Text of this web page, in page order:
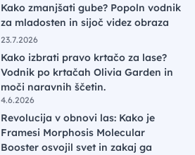
Kako zmanjšati gube? Popoln vodnik
za mladosten in sijoč videz obraza
23.7.2026
Kako izbrati pravo krtačo za lase?
Vodnik po krtačah Olivia Garden in
moči naravnih ščetin.
4.6.2026
Revolucija v obnovi las: Kako je
Framesi Morphosis Molecular
Booster osvojil svet in zakaj ga